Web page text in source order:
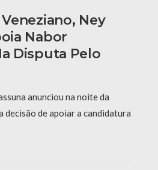
Ney
Nabor
Disputa Pelo
anunciou na noite da
de apoiar a candidatura